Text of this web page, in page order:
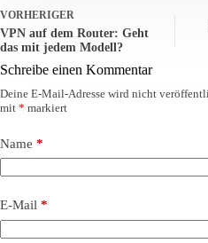
VORHERIGER
VPN auf dem Router: Geht
das mit jedem Modell?
Schreibe einen Kommentar
Deine E-Mail-Adresse wird nicht
mit * markiert
Name *
E-Mail *